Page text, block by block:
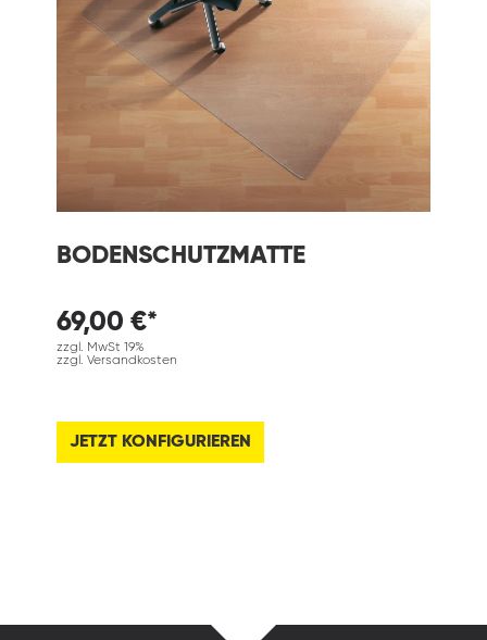
BODENSCHUTZMATTE
69,00 €*
zzgl. MwSt 19%
zzgl. Versandkosten
JETZT KONFIGURIEREN